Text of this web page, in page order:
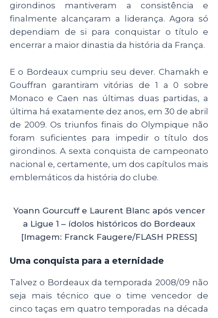
girondinos mantiveram a consistência e
finalmente alcançaram a liderança. Agora só
dependiam de si para conquistar o título e
encerrar a maior dinastia da história da França.
E o Bordeaux cumpriu seu dever. Chamakh e
Gouffran garantiram vitórias de 1 a 0 sobre
Monaco e Caen nas últimas duas partidas, a
última há exatamente dez anos, em 30 de abril
de 2009. Os triunfos finais do Olympique não
foram suficientes para impedir o título dos
girondinos. A sexta conquista de campeonato
nacional e, certamente, um dos capítulos mais
emblemáticos da história do clube.
Yoann Gourcuff e Laurent Blanc após vencer
a Ligue 1 – ídolos históricos do Bordeaux
[Imagem: Franck Faugere/FLASH PRESS]
Uma conquista para a eternidade
Talvez o Bordeaux da temporada 2008/09 não
seja mais técnico que o time vencedor de
cinco taças em quatro temporadas na década